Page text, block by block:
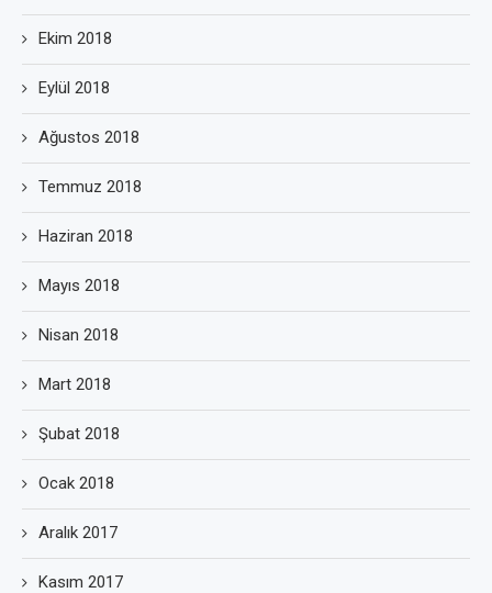
Ekim 2018
Eylül 2018
Ağustos 2018
Temmuz 2018
Haziran 2018
Mayıs 2018
Nisan 2018
Mart 2018
Şubat 2018
Ocak 2018
Aralık 2017
Kasım 2017